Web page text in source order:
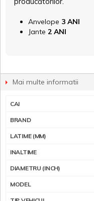
Anvelope 3 ANI
Jante 2 ANI
Mai multe informatii
CAI
BRAND
LATIME (MM)
INALTIME
DIAMETRU (INCH)
MODEL